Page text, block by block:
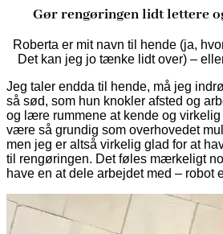
Gør rengøringen lidt lettere
Roberta er mit navn til hende (ja,
Det kan jeg jo tænke lidt over) –
Jeg taler endda til hende, må jeg
så sød, som hun knokler afsted og
og lære rummene at kende og
være så grundig som overhovedet
men jeg er altså virkelig glad for at
til rengøringen. Det føles mærkeligt
have en at dele arbejdet med – robot